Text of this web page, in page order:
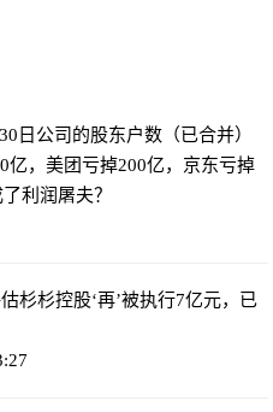
日公司的股东户数（已合并）
亿，美团亏掉200亿，京东亏掉
利润屠夫？
杉杉控股‘再’被执行7亿元，已